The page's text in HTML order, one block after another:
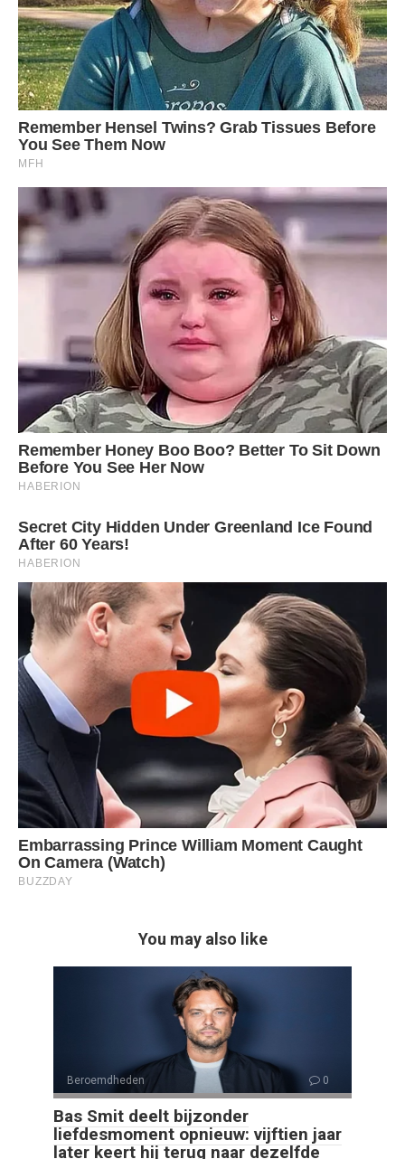
You may also like
Beroemdheden 0
Bas Smit deelt bijzonder
liefdesmoment opnieuw: vijftien jaar
later keert hij terug naar dezelfde